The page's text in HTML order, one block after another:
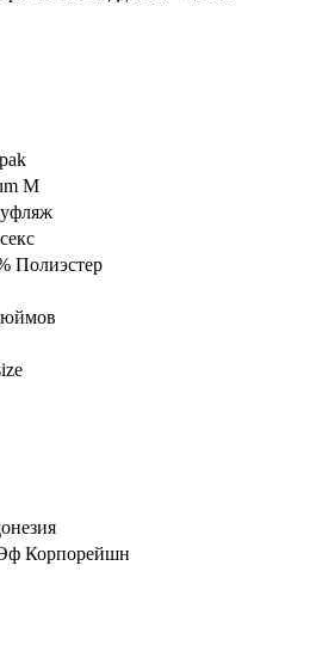
M
Полиэстер
Корпорейшн